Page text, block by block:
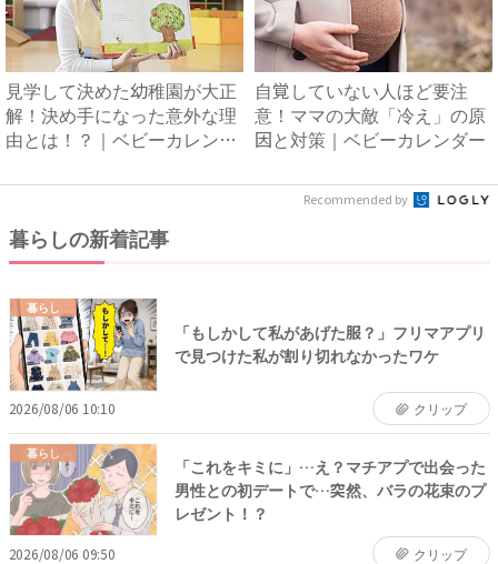
見学して決めた幼稚園が大正
解！決め手になった意外な理
由とは！？｜ベビーカレンダ
自覚していない人ほど要注
意！ママの大敵「冷え」の原
因と対策｜ベビーカレンダー
Recommended by
暮らしの新着記事
暮らし
「もしかして私があげた服？」フリマアプリ
で見つけた私が割り切れなかったワケ
2026/08/06 10:10 クリップ
暮らし
「これをキミに」…え？マチアプで出会った
男性との初デートで…突然、バラの花束のプ
レゼント！？
2026/08/06 09:50 クリップ